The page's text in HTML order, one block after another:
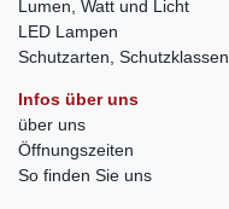
Lumen, Watt und Licht
LED Lampen
Schutzarten, Schutzklassen
Infos über uns
über uns
Öffnungszeiten
So finden Sie uns